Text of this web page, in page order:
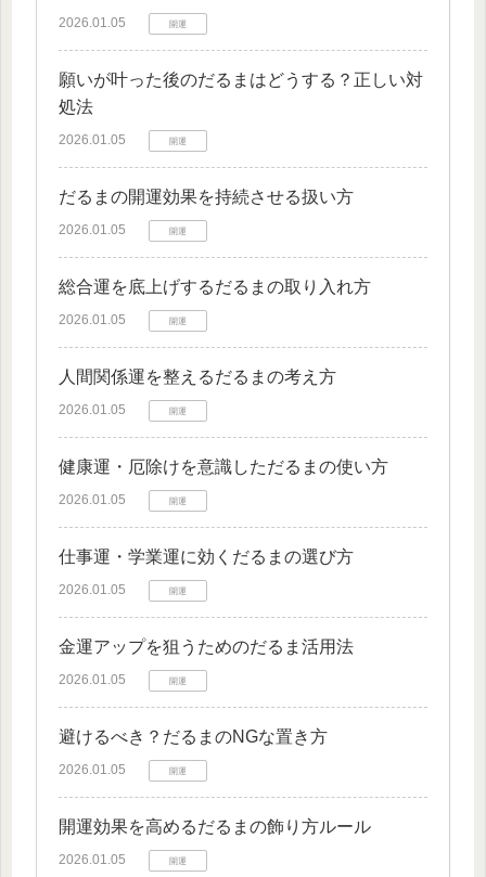
2026.01.05 開運
願いが叶った後のだるまはどうする？正しい対
処法
2026.01.05 開運
だるまの開運効果を持続させる扱い方
2026.01.05 開運
総合運を底上げするだるまの取り入れ方
2026.01.05 開運
人間関係運を整えるだるまの考え方
2026.01.05 開運
健康運・厄除けを意識しただるまの使い方
2026.01.05 開運
仕事運・学業運に効くだるまの選び方
2026.01.05 開運
金運アップを狙うためのだるま活用法
2026.01.05 開運
避けるべき？だるまのNGな置き方
2026.01.05 開運
開運効果を高めるだるまの飾り方ルール
2026.01.05 開運